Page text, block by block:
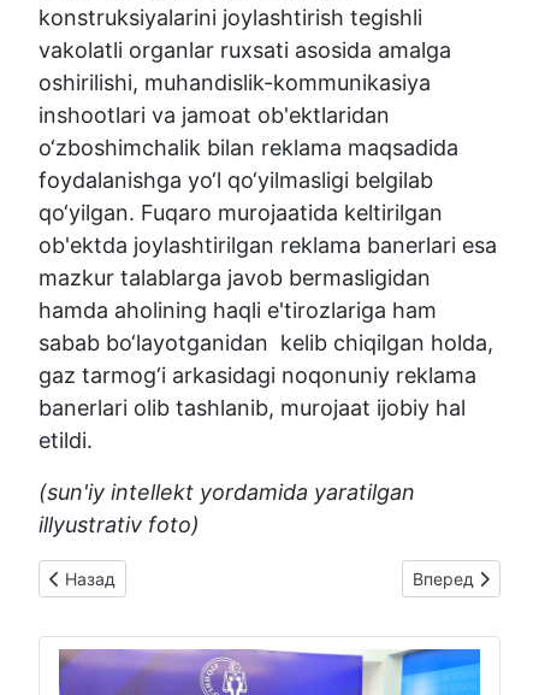
konstruksiyalarini joylashtirish tegishli
vakolatli organlar ruxsati asosida amalga
oshirilishi, muhandislik-kommunikasiya
inshootlari va jamoat ob'ektlaridan
o‘zboshimchalik bilan reklama maqsadida
foydalanishga yo‘l qo‘yilmasligi belgilab
qo‘yilgan. Fuqaro murojaatida keltirilgan
ob'ektda joylashtirilgan reklama banerlari esa
mazkur talablarga javob bermasligidan
hamda aholining haqli e'tirozlariga ham
sabab bo‘layotganidan kelib chiqilgan holda,
gaz tarmog‘i arkasidagi noqonuniy reklama
banerlari olib tashlanib, murojaat ijobiy hal
etildi.
(sun'iy intellekt yordamida yaratilgan
illyustrativ foto)
Предыдущий: ISTE’MOLCHINING MUROJAATI IJOBIY HAL
Назад Следующий:
Вперед